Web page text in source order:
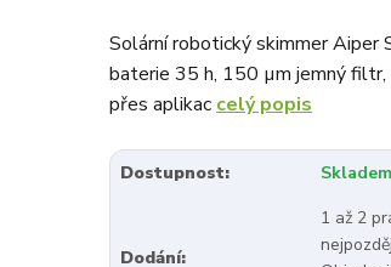
Solární robotický skimmer Aiper
baterie 35 h, 150 µm jemný filtr,
přes aplikac celý popis
Dostupnost: Skladem
Dodání:
1 až 2